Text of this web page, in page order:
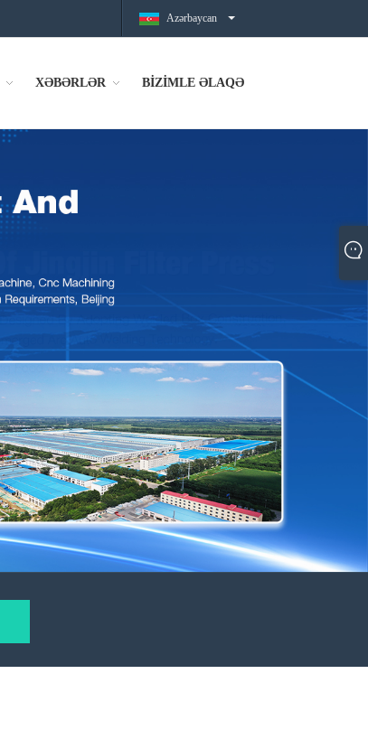
Azərbaycan
XƏBƏRLƏR BİZİMLE ƏLAQƏ